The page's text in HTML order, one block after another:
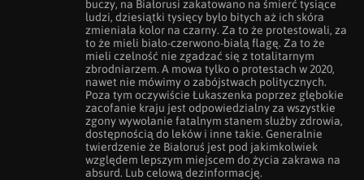
buczy, na Białorusi zakatowano na śmierć tysiące
ludzi, dziesiątki tysięcy było bitych aż ich skóra
zmieniała kolor na czarny. Za to że protestowali, za
to że mieli biało-czerwono-białą flagę. Za to że
mieli czelność nie zgadzać się z totalitarnym
zbrodniarzem. A mowa tylko o protestach w 2020,
nawet nie mówimy o zabójstwach politycznych.
Poza tym oczywiście Łukaszenka poprzez głębokie
zacofanie kraju jest odpowiedzialny za wszystkie
zgony wywołanie fatalnym stanem służby zdrowia,
dostępnością do leków i inne takie. Generalnie
twierdzenie że Białoruś jest pod jakimkolwiek
względem lepszym miejscem do życia zakrawa na
absurd. Lub celową dezinformację.